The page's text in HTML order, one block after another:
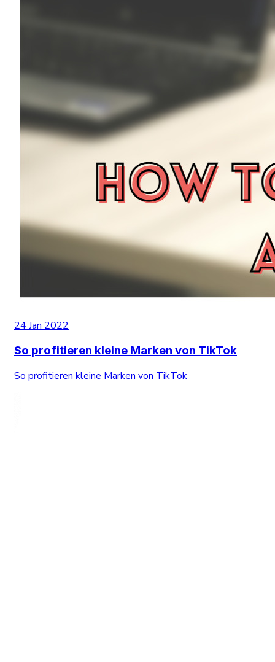
24 Jan 2022
So profitieren kleine Marken von TikTok
So profitieren kleine Marken von TikTok